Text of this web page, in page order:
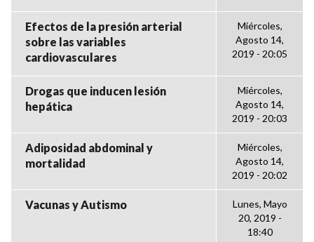
Efectos de la presión arterial
sobre las variables
cardiovasculares
Miércoles,
Agosto 14,
2019 - 20:05
Drogas que inducen lesión
hepática
Miércoles,
Agosto 14,
2019 - 20:03
Adiposidad abdominal y
mortalidad
Miércoles,
Agosto 14,
2019 - 20:02
Vacunas y Autismo
Lunes, Mayo
20, 2019 -
18:40